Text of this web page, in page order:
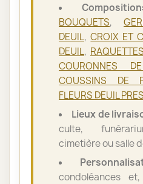
BOUQUETS,
DEUIL,CROIX ET
DEUIL,
COURONNES
COUSSINS DE
FLEURS DEUIL
Lieux de
culte,
cimetière ou salle
condoléances